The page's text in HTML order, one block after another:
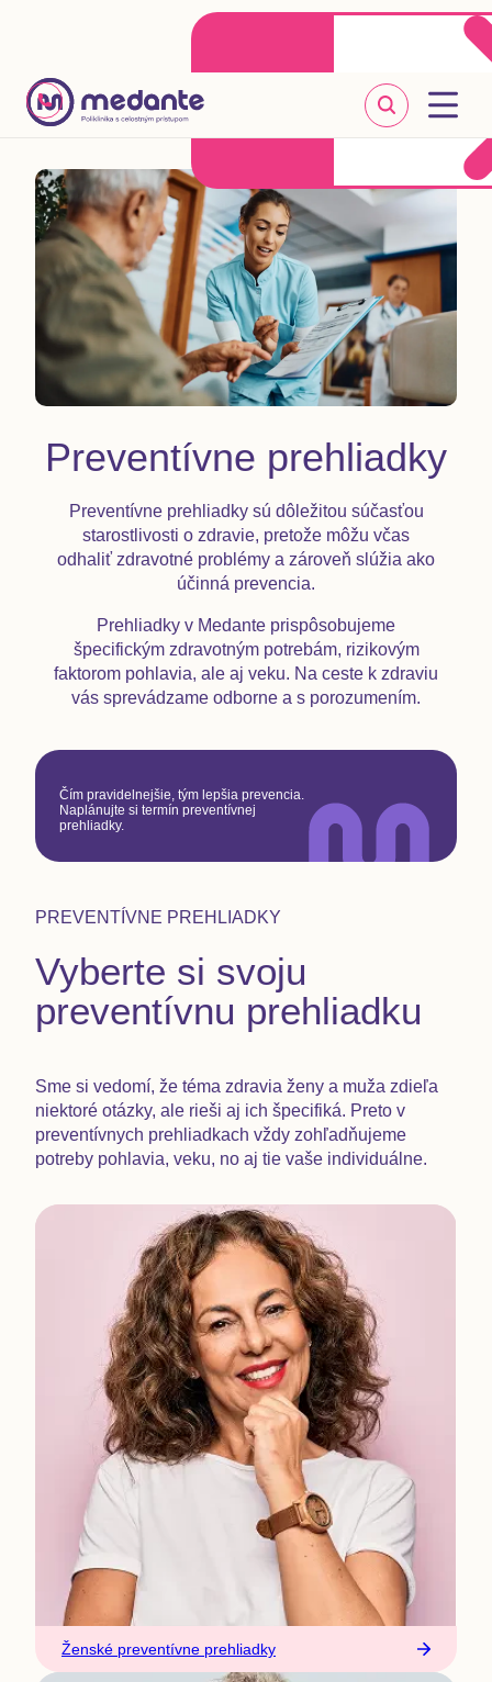
Klientske centrum
+421 2 20 302 303
Preventívne prehliadky
Preventívne prehliadky sú dôležitou súčasťou
starostlivosti o zdravie, pretože môžu včas
odhaliť zdravotné problémy a zároveň slúžia ako
účinná prevencia.
Prehliadky v Medante prispôsobujeme
špecifickým zdravotným potrebám, rizikovým
faktorom pohlavia, ale aj veku. Na ceste k zdraviu
vás sprevádzame odborne a s porozumením.
Čím pravidelnejšie, tým lepšia prevencia.
Naplánujte si termín preventívnej
prehliadky.
PREVENTÍVNE PREHLIADKY
Vyberte si svoju
preventívnu prehliadku
Sme si vedomí, že téma zdravia ženy a muža zdieľa
niektoré otázky, ale rieši aj ich špecifiká. Preto v
preventívnych prehliadkach vždy zohľadňujeme
potreby pohlavia, veku, no aj tie vaše individuálne.
Ženské preventívne prehliadky